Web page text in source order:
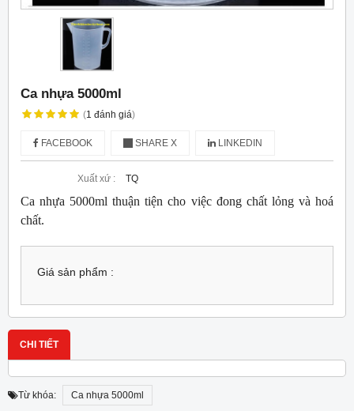
Ca nhựa 5000ml
(1 đánh giá)
FACEBOOK SHARE X LINKEDIN
Xuất xứ : TQ
Ca nhựa 5000ml thuận tiện cho việc đong chất lỏng và hoá
chất.
Giá sản phẩm :
CHI TIẾT
Từ khóa: Ca nhựa 5000ml